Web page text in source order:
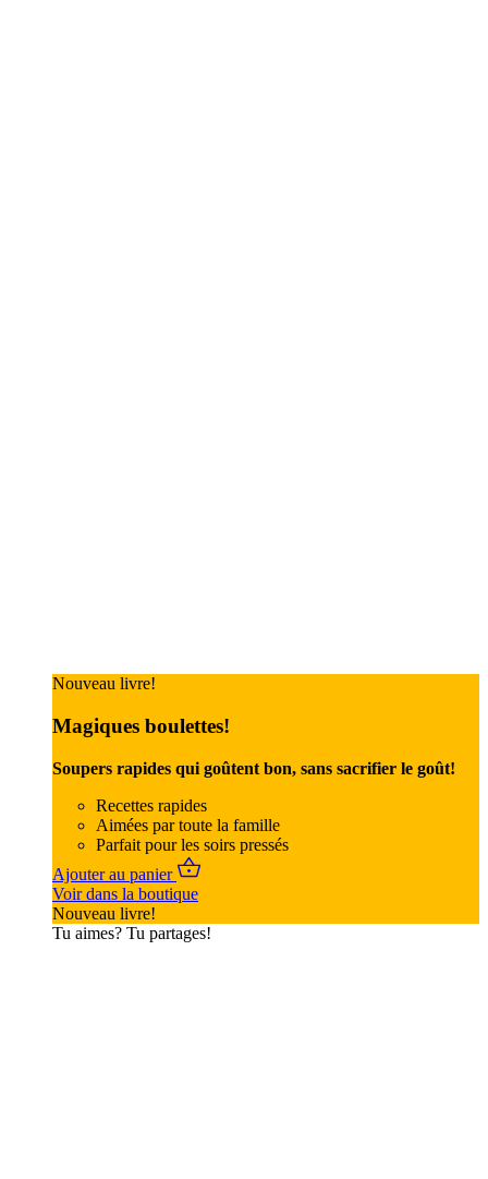
Nouveau livre!
Magiques boulettes!
Soupers rapides qui goûtent bon, sans sacrifier le goût!
Recettes rapides
Aimées par toute la famille
Parfait pour les soirs pressés
Ajouter au panier
Voir dans la boutique
Nouveau livre!
Tu aimes? Tu partages!